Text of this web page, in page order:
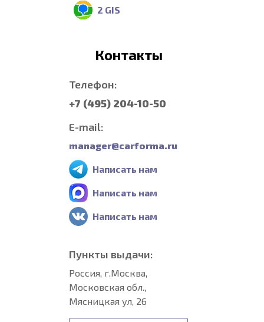
2 GIS
Контакты
Телефон:
+7 (495) 204-10-50
E-mail:
manager@carforma.ru
Написать нам
Написать нам
Написать нам
Пункты выдачи:
Россия, г.Москва,
Московская обл.,
Мясницкая ул, 26